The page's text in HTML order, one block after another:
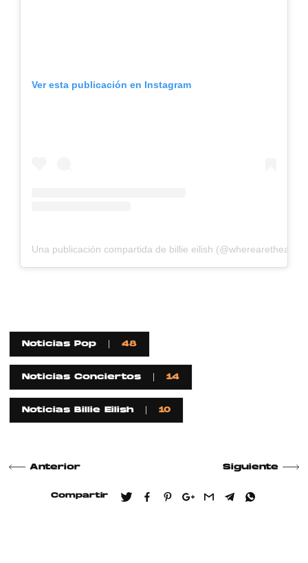
Ver esta publicación en Instagram
Una publicación compartida de billie eilish
Noticias Pop 48
Noticias Conciertos 14
Noticias Billie Eilish 10
Anterior Siguiente
Compartir